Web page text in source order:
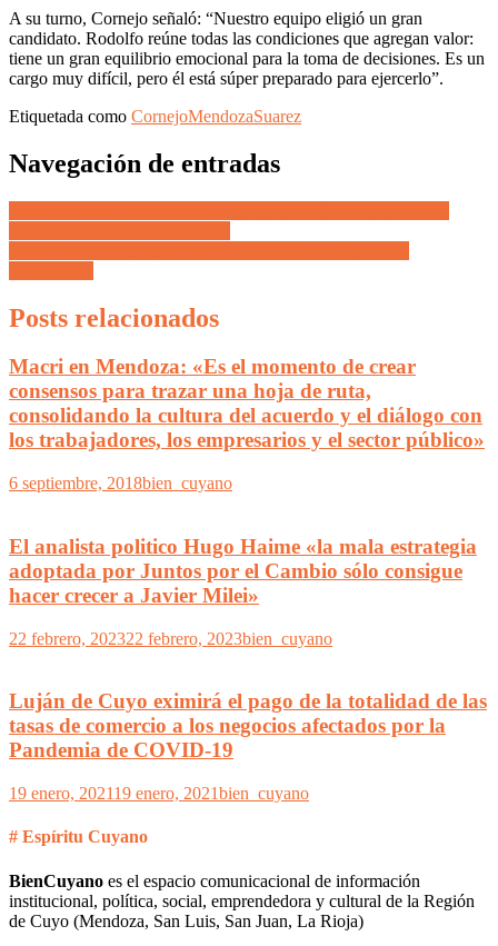
A su turno, Cornejo señaló: “Nuestro equipo eligió un gran
candidato. Rodolfo reúne todas las condiciones que agregan valor:
tiene un gran equilibrio emocional para la toma de decisiones. Es un
cargo muy difícil, pero él está súper preparado para ejercerlo”.
Etiquetada como CornejoMendozaSuarez
Navegación de entradas
Posts relacionados
Macri en Mendoza: «Es el momento de crear
consensos para trazar una hoja de ruta,
consolidando la cultura del acuerdo y el diálogo con
los trabajadores, los empresarios y el sector público»
6 septiembre, 2018bien_cuyano
El analista politico Hugo Haime «la mala estrategia
adoptada por Juntos por el Cambio sólo consigue
hacer crecer a Javier Milei»
22 febrero, 202322 febrero, 2023bien_cuyano
Luján de Cuyo eximirá el pago de la totalidad de las
tasas de comercio a los negocios afectados por la
Pandemia de COVID-19
19 enero, 202119 enero, 2021bien_cuyano
# Espíritu Cuyano
BienCuyano es el espacio comunicacional de información
institucional, política, social, emprendedora y cultural de la Región
de Cuyo (Mendoza, San Luis, San Juan, La Rioja)